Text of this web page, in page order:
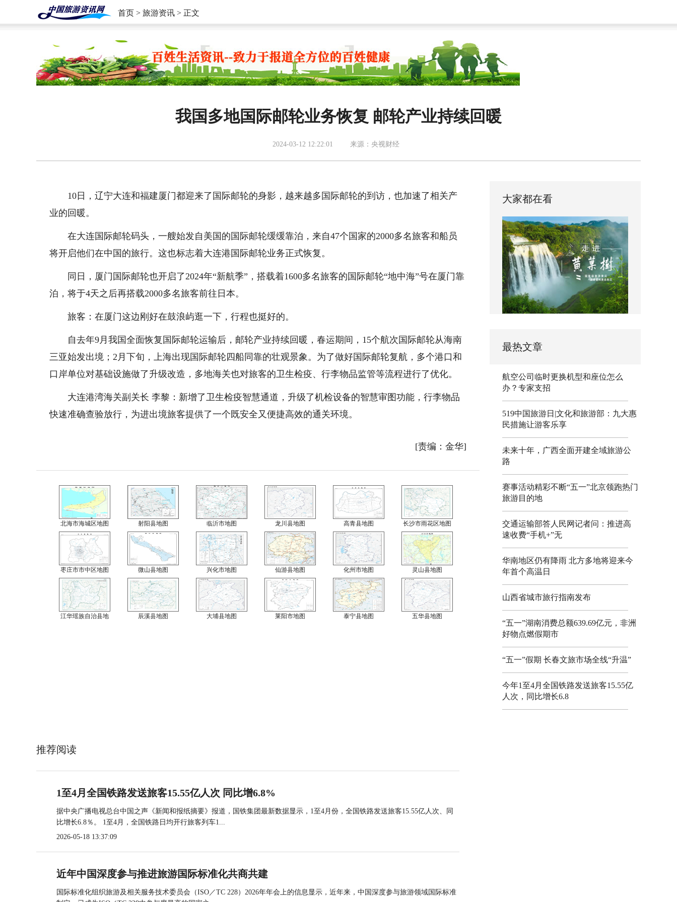
首页 > 旅游资讯 > 正文
我国多地国际邮轮业务恢复 邮轮产业持续回暖
2024-03-12 12:22:01 来源：央视财经
10日，辽宁大连和福建厦门都迎来了国际邮轮的身影，越来越多国际邮轮的到访，也加速了相关产
业的回暖。
在大连国际邮轮码头，一艘始发自美国的国际邮轮缓缓靠泊，来自47个国家的2000多名旅客和船员
将开启他们在中国的旅行。这也标志着大连港国际邮轮业务正式恢复。
同日，厦门国际邮轮也开启了2024年“新航季”，搭载着1600多名旅客的国际邮轮“地中海”号在厦门靠
泊，将于4天之后再搭载2000多名旅客前往日本。
旅客：在厦门这边刚好在鼓浪屿逛一下，行程也挺好的。
自去年9月我国全面恢复国际邮轮运输后，邮轮产业持续回暖，春运期间，15个航次国际邮轮从海南
三亚始发出境；2月下旬，上海出现国际邮轮四船同靠的壮观景象。为了做好国际邮轮复航，多个港口和
口岸单位对基础设施做了升级改造，多地海关也对旅客的卫生检疫、行李物品监管等流程进行了优化。
大连港湾海关副关长 李黎：新增了卫生检疫智慧通道，升级了机检设备的智慧审图功能，行李物品
快速准确查验放行，为进出境旅客提供了一个既安全又便捷高效的通关环境。
[责编：金华]
北海市海城区地图 射阳县地图 临沂市地图 龙川县地图 高青县地图 长沙市雨花区地图
枣庄市市中区地图 微山县地图 兴化市地图 仙游县地图 化州市地图 灵山县地图
江华瑶族自治县地 辰溪县地图 大埔县地图 莱阳市地图 泰宁县地图 五华县地图
大家都在看
最热文章
航空公司临时更换机型和座位怎么
办？专家支招
519中国旅游日|文化和旅游部：九大惠
民措施让游客乐享
未来十年，广西全面开建全域旅游公
路
赛事活动精彩不断“五一”北京领跑热门
旅游目的地
交通运输部答人民网记者问：推进高
速收费“手机+”无
华南地区仍有降雨 北方多地将迎来今
年首个高温日
山西省城市旅行指南发布
“五一”湖南消费总额639.69亿元，非洲
好物点燃假期市
“五一”假期 长春文旅市场全线“升温”
今年1至4月全国铁路发送旅客15.55亿
人次，同比增长6.8
推荐阅读
1至4月全国铁路发送旅客15.55亿人次 同比增6.8%
据中央广播电视总台中国之声《新闻和报纸摘要》报道，国铁集团最新数据显示，1至4月份，全国铁路发送旅客15.55亿人次、同
比增长6.8％。 1至4月，全国铁路日均开行旅客列车1...
2026-05-18 13:37:09
近年中国深度参与推进旅游国际标准化共商共建
国际标准化组织旅游及相关服务技术委员会（ISO／TC 228）2026年年会上的信息显示，近年来，中国深度参与旅游领域国际标准